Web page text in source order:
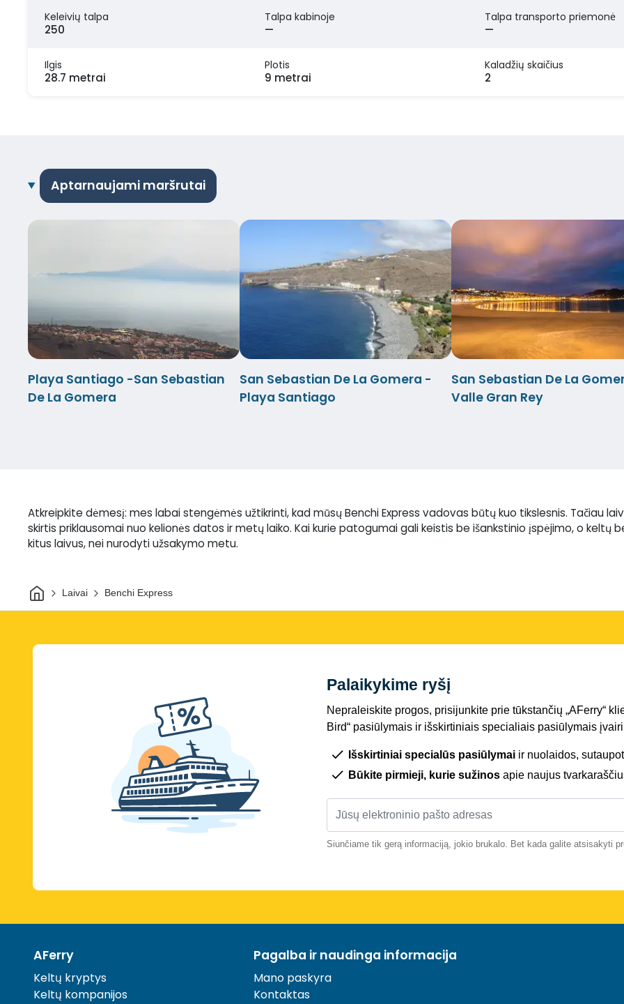
Keleivių talpa
250
Talpa kabinoje
—
Talpa transporto priemonė
—
Ilgis
28.7 metrai
Plotis
9 metrai
Kaladžių skaičius
2
Aptarnaujami maršrutai
Playa Santiago -San Sebastian
De La Gomera
San Sebastian De La Gomera -
Playa Santiago
San Sebastian De La
Valle Gran Rey
Atkreipkite dėmesį: mes labai stengėmės užtikrinti, kad mūsų Benchi Express vadovas būtų kuo tikslesnis. Tačiau
skirtis priklausomai nuo kelionės datos ir metų laiko. Kai kurie patogumai gali keistis be išankstinio įspėjimo, o
kitus laivus, nei nurodyti užsakymo metu.
PradžiaLaivai Benchi Express
Palaikykime ryšį
Nepraleiskite progos, prisijunkite prie tūkstančių „AFerry“
Bird“ pasiūlymais ir išskirtiniais specialiais pasiūlymais
Išskirtiniai specialūs pasiūlymai ir nuolaidos,
Būkite pirmieji, kurie sužinos apie naujus
Siunčiame tik gerą informaciją, jokio brukalo. Bet kada galite atsisakyti
AFerry
Keltų kryptys
Keltų kompanijos
Pagalba ir naudinga informacija
Mano paskyra
Kontaktas